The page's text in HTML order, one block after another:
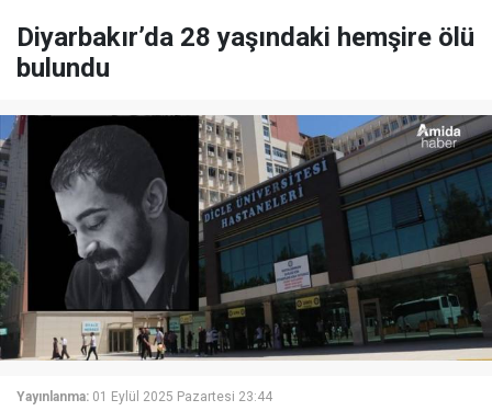
Diyarbakır’da 28 yaşındaki hemşire ölü
bulundu
Yayınlanma: 01 Eylül 2025 Pazartesi 23:44